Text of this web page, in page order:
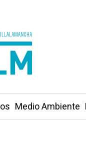
Medio Ambiente